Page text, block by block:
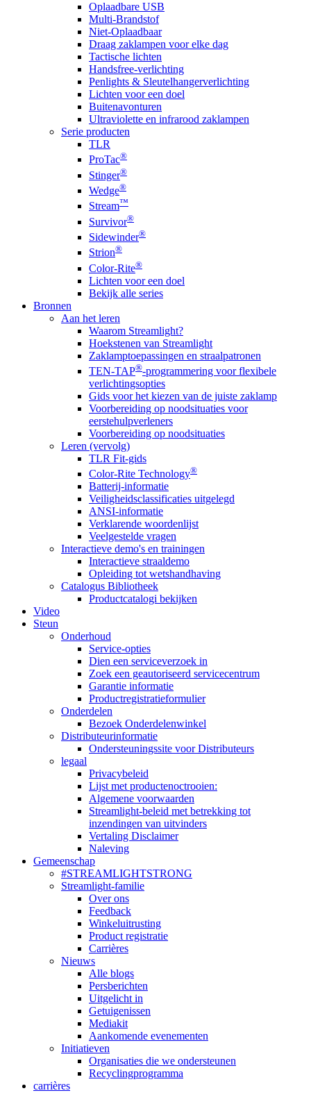
Oplaadbare USB
Multi-Brandstof
Niet-Oplaadbaar
Draag zaklampen voor elke dag
Tactische lichten
Handsfree-verlichting
Penlights & Sleutelhangerverlichting
Lichten voor een doel
Buitenavonturen
Ultraviolette en infrarood zaklampen
Serie producten
TLR
ProTac®
Stinger®
Wedge®
Stream™
Survivor®
Sidewinder®
Strion®
Color-Rite®
Lichten voor een doel
Bekijk alle series
Bronnen
Aan het leren
Waarom Streamlight?
Hoekstenen van Streamlight
Zaklamptoepassingen en straalpatronen
TEN-TAP®-programmering voor flexibele
verlichtingsopties
Gids voor het kiezen van de juiste zaklamp
Voorbereiding op noodsituaties voor
eerstehulpverleners
Voorbereiding op noodsituaties
Leren (vervolg)
TLR Fit-gids
Color-Rite Technology®
Batterij-informatie
Veiligheidsclassificaties uitgelegd
ANSI-informatie
Verklarende woordenlijst
Veelgestelde vragen
Interactieve demo's en trainingen
Interactieve straaldemo
Opleiding tot wetshandhaving
Catalogus Bibliotheek
Productcatalogi bekijken
Video
Steun
Onderhoud
Service-opties
Dien een serviceverzoek in
Zoek een geautoriseerd servicecentrum
Garantie informatie
Productregistratieformulier
Onderdelen
Bezoek Onderdelenwinkel
Distributeurinformatie
Ondersteuningssite voor Distributeurs
legaal
Privacybeleid
Lijst met productenoctrooien:
Algemene voorwaarden
Streamlight-beleid met betrekking tot
inzendingen van uitvinders
Vertaling Disclaimer
Naleving
Gemeenschap
#STREAMLIGHTSTRONG
Streamlight-familie
Over ons
Feedback
Winkeluitrusting
Product registratie
Carrières
Nieuws
Alle blogs
Persberichten
Uitgelicht in
Getuigenissen
Mediakit
Aankomende evenementen
Initiatieven
Organisaties die we ondersteunen
Recyclingprogramma
carrières